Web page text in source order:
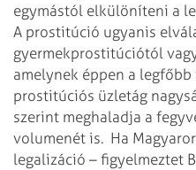
egymástól elkülöníteni a
A prostitúció ugyanis
gyermekprostitúciótól
amelynek éppen a
prostitúciós üzletág
szerint meghaladja a
volumenét is. Ha
legalizáció – figyelmeztet